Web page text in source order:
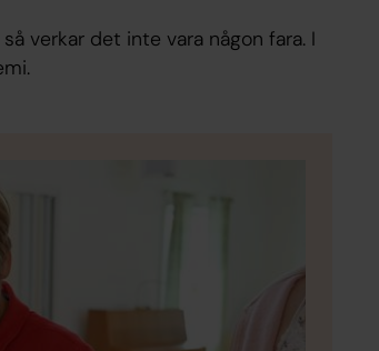
verkar det inte vara någon fara. I